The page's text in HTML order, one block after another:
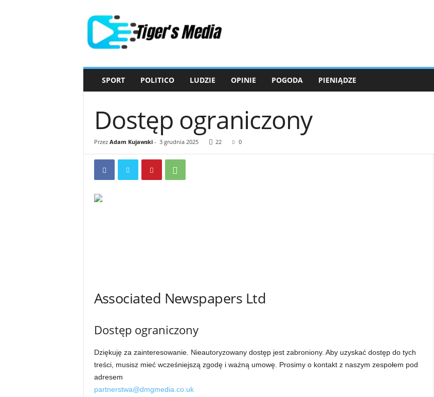
SPORT POLITICO LUDZIE OPINIE POGODA PIENIĄDZE
Dostęp ograniczony
Przez Adam Kujawski- 3 grudnia 2025 22 0
Associated Newspapers Ltd
Dostęp ograniczony
Dziękuję za zainteresowanie. Nieautoryzowany dostęp jest zabroniony. Aby uzyskać dostęp do tych
treści, musisz mieć wcześniejszą zgodę i ważną umowę. Prosimy o kontakt z naszym zespołem pod
adresem
partnerstwa@dmgmedia.co.uk